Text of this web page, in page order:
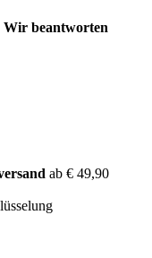
Wir beantworten
ab € 49,90